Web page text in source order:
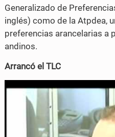
o
o
k
e
r
Generalizado de
inglés) como de la Atpdea,
preferencias arancelarias a
andinos.
Arrancó el TLC